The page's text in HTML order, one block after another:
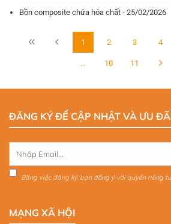
Bồn composite chứa hóa chất - 25/02/2026
1 2 3 4
... 10 11
ĐĂNG KÝ ĐỂ CẬP NHẬT VÀ ƯU
Bằng việc đăng ký, bạn đồng ý với quyền riêng
MẠNG XÃ HỘI